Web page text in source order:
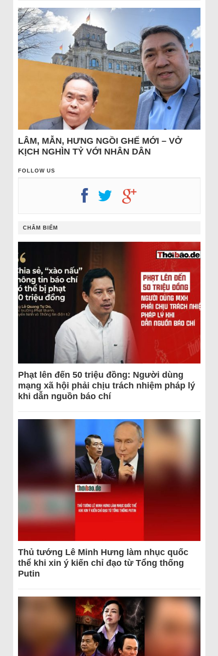
LÂM, MẪN, HƯNG NGỒI GHẾ MỚI – VỞ
KỊCH NGHÌN TỶ VỚI NHÂN DÂN
FOLLOW US
CHÂM BIẾM
Phạt lên đến 50 triệu đồng: Người dùng
mạng xã hội phải chịu trách nhiệm pháp lý
khi dẫn nguồn báo chí
Thủ tướng Lê Minh Hưng làm nhục quốc
thể khi xin ý kiến chỉ đạo từ Tổng thống
Putin